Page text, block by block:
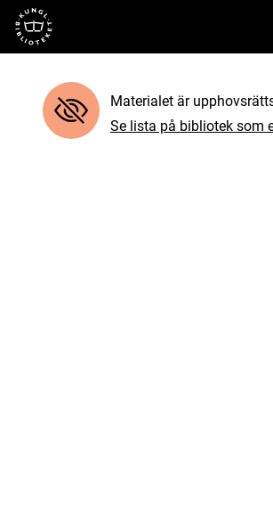
Till startsidan
Materialet är
Se lista på bibliotek som